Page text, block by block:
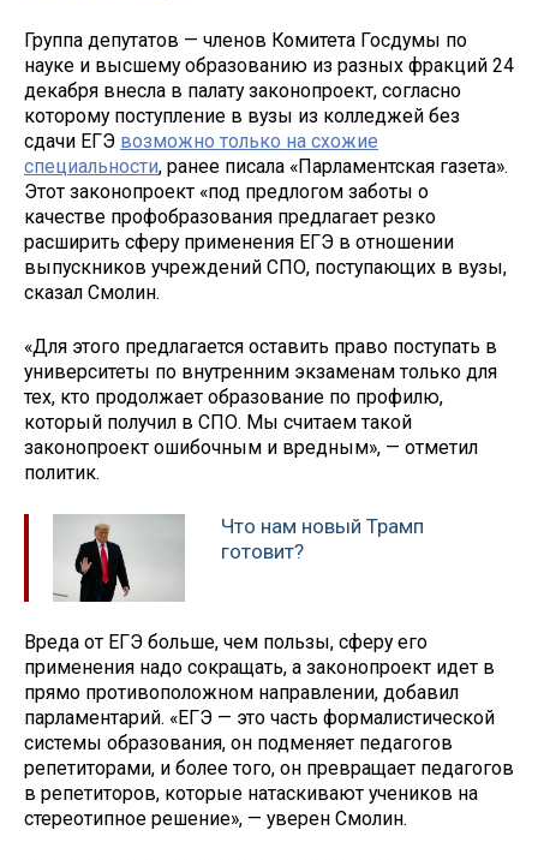
Группа депутатов — членов Комитета Госдумы по
науке и высшему образованию из разных фракций 24
декабря внесла в палату законопроект, согласно
которому поступление в вузы из колледжей без
сдачи ЕГЭ возможно только на схожие
специальности, ранее писала «Парламентская газета».
Этот законопроект «под предлогом заботы о
качестве профобразования предлагает резко
расширить сферу применения ЕГЭ в отношении
выпускников учреждений СПО, поступающих в вузы,
сказал Смолин.
«Для этого предлагается оставить право поступать в
университеты по внутренним экзаменам только для
тех, кто продолжает образование по профилю,
который получил в СПО. Мы считаем такой
законопроект ошибочным и вредным», — отметил
политик.
Что нам новый Трамп
готовит?
Вреда от ЕГЭ больше, чем пользы, сферу его
применения надо сокращать, а законопроект идет в
прямо противоположном направлении, добавил
парламентарий. «ЕГЭ — это часть формалистической
системы образования, он подменяет педагогов
репетиторами, и более того, он превращает педагогов
в репетиторов, которые натаскивают учеников на
стереотипное решение», — уверен Смолин.